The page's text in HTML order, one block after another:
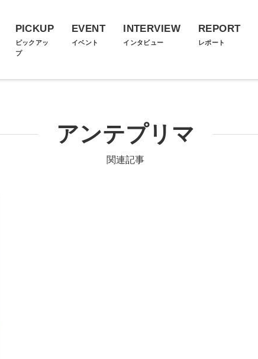
PICKUP
ピックアッ
プ
EVENT
イベント
INTERVIEW
インタビュー
REPORT
レポート
アンテプリマ
関連記事